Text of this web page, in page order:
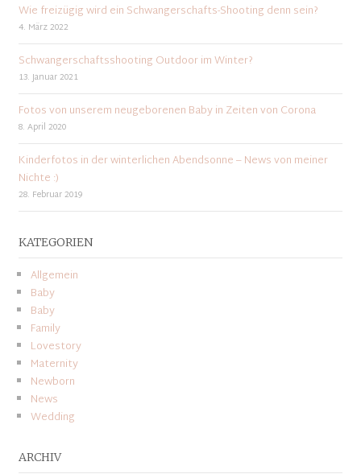
Wie freizügig wird ein Schwangerschafts-Shooting denn sein?
4. März 2022
Schwangerschaftsshooting Outdoor im Winter?
13. Januar 2021
Fotos von unserem neugeborenen Baby in Zeiten von Corona
8. April 2020
Kinderfotos in der winterlichen Abendsonne – News von meiner
Nichte :)
28. Februar 2019
KATEGORIEN
Allgemein
Baby
Baby
Family
Lovestory
Maternity
Newborn
News
Wedding
ARCHIV